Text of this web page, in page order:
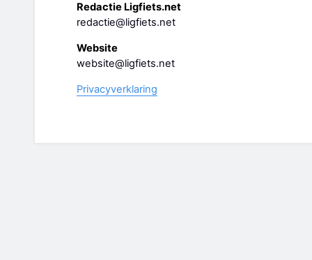
Redactie Ligfiets.net
redactie@ligfiets.net
Website
website@ligfiets.net
Privacyverklaring